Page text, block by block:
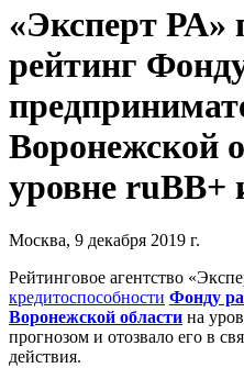
«Эксперт РА»
рейтинг
Воронежской
уровне ruBB+
Москва, 9 декабря 2019 г.
Рейтинговое агентство
кредитоспособности Фонду
Воронежской области на
прогнозом и отозвало его в
действия.